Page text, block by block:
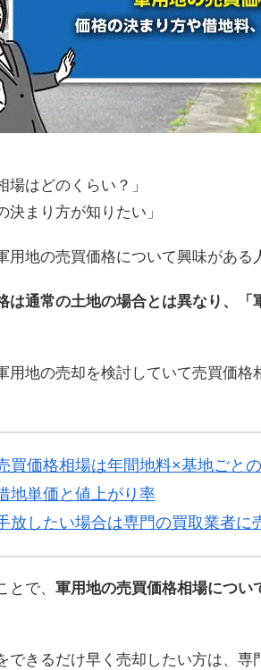
場はどのくらい？」
決まり方が知りたい」
用地の売買価格について興味があ
は通常の土地の場合とは異なり、
用地の売却を検討していて売買価
買価格相場は年間地料×基地ごと
地単価と値上がり率
放したい場合は専門の買取業者に
とで、 軍用地の売買価格相場につい
できるだけ早く売却したい方は、専